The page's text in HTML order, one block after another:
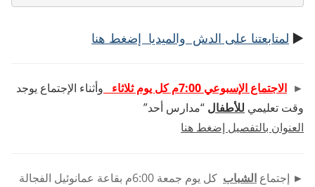
► لمتابعتنا على الدش والميديا إضغط هنا
► الاجتماع الإسبوعي 7:00م كل يوم ثلاثاء
وأثناء الإجتماع يوجد
وقت تعليمي للأطفال “مدارس أحد”
العنوان بالتفصيل إضغط هنا
► إجتماع الشباب
كل يوم جمعة 6:00م بقاعة عمانوئيل الفجالة